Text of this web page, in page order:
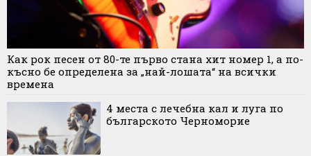
Как рок песен от 80-те първо стана хит номер 1, а по-
късно бе определена за „най-лошата“ на всички
времена
4 места с лечебна кал и луга по
българското Черноморие